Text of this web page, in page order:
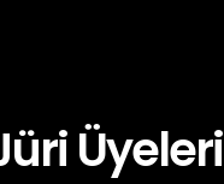
Üyeleri